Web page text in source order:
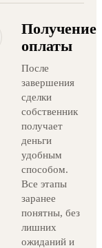
Получение
оплаты
После
завершения
сделки
собственник
получает
деньги
удобным
способом.
Все этапы
заранее
понятны, без
лишних
ожиданий и